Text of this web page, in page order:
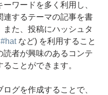
ワードを多く利用し、
連するテーマの記事を書
また、投稿にハッシュタ
#hat など) を利用すること
読者が興味のあるコンテ
ることができます。
グを作成することで、